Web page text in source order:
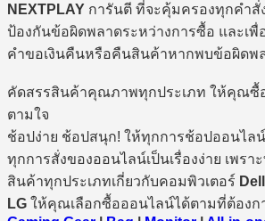
NEXTPLAY การันตี ที่จะคุ้มครองทุกคำสั่
ป้องกันข้อผิดพลาดระหว่างการซื้อ และเ
คำขอเงินคืนหรือคืนสินค้าหากพบข้อผิดพ
คัดสรรสินค้าคุณภาพทุกประเภท ให้คุณซื้
ตามใจ
ช้อปง่าย ช้อปสนุก! ให้ทุกการช้อปออนไลน์
ทุกการสั่งของออนไลน์เป็นเรื่องง่าย เพรา
สินค้าทุกประเภทเกี่ยวกับคอมพิวเตอร์
LG ให้คุณเลือกซื้อออนไลน์ได้ตามที่ต้องก